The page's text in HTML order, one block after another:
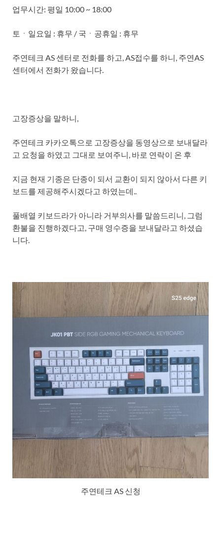
업무시간: 평일 10:00 ~ 18:00
토ㆍ일요일 : 휴무 / 국ㆍ공휴일 : 휴무
주연테크 AS 센터로 전화를 하고, AS접수를 하니, 주연AS
센터에서 전화가 왔습니다.
고장증상을 말하니,
주연테크 카카오톡으로 고장증상을 동영상으로 보내달라
고 요청을 하였고 그대로 보여주니, 바로 연락이 온 후
지금 현재 기종은 단종이 되서 교환이 되지 않아서 다른 키
보드를 제공해주시겠다고 하였는데..
풀배열 키보드라가 아니라 거부의사를 말씀드리니, 그럼
환불을 진행하겠다고, 구매 영수증을 보내달라고 하셨습
니다.
주연테크 AS 신청